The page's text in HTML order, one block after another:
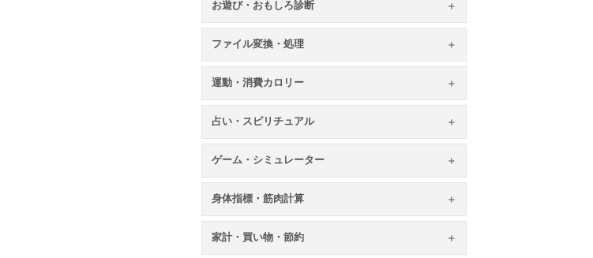
お遊び・おもしろ診断
ファイル変換・処理
運動・消費カロリー
占い・スピリチュアル
ゲーム・シミュレーター
身体指標・筋肉計算
家計・買い物・節約